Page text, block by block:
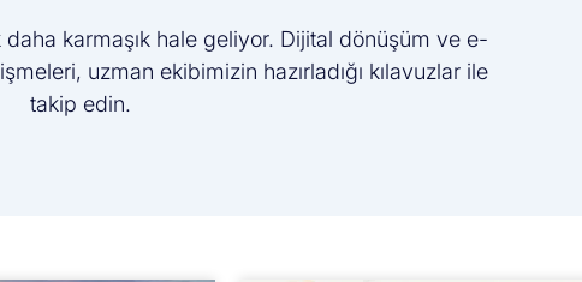
karmaşık hale geliyor. Dijital dönüşüm ve e-
uzman ekibimizin hazırladığı kılavuzlar ile
takip edin.